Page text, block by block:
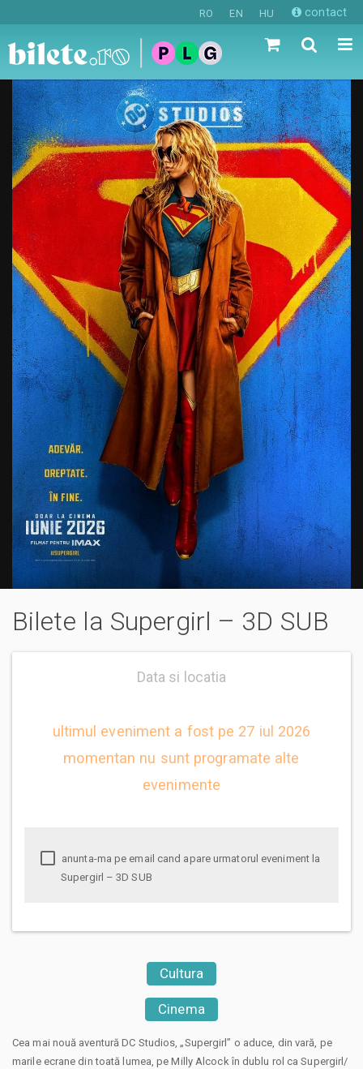
RO EN HU contact
Bilete la Supergirl – 3D SUB
Data si locatia
ultimul eveniment a fost pe 27 iul 2026
momentan nu sunt programate alte
evenimente
Supergirl – 3D SUB
Cultura
Cinema
Cea mai nouă aventură DC Studios, „Supergirl” o aduce, din vară, pe
marile ecrane din toată lumea, pe Milly Alcock în dublu rol ca Supergirl/